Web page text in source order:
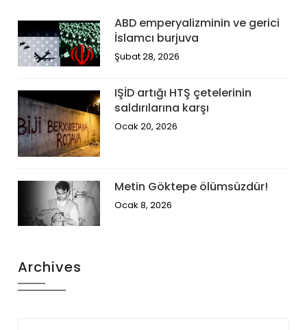
ABD emperyalizminin ve gerici
İslamcı burjuva
Şubat 28, 2026
IŞİD artığı HTŞ çetelerinin
saldırılarına karşı
Ocak 20, 2026
Metin Göktepe ölümsüzdür!
Ocak 8, 2026
Archives